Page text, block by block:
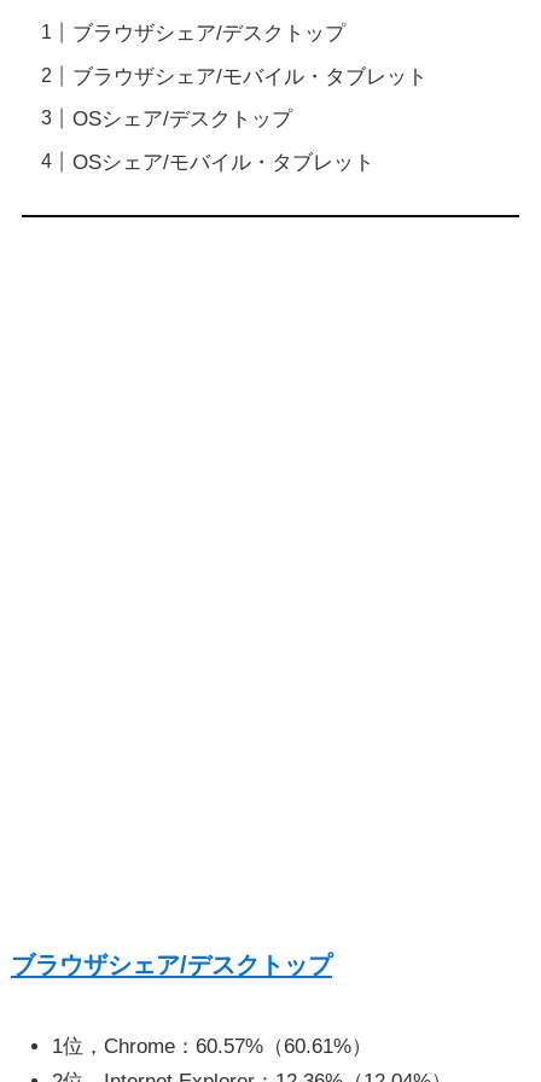
ブラウザシェア/デスクトップ
ブラウザシェア/モバイル・タブレット
OSシェア/デスクトップ
OSシェア/モバイル・タブレット
ブラウザシェア/デスクトップ
1位，Chrome：60.57%（60.61%）